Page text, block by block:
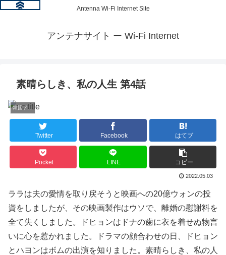
Antenna Wi-Fi Internet Site
アンテナサイト ー Wi-Fi Internet
素晴らしき、私の人生 第4話
韓国ドラマ情報
Twitter Facebook はてブ
Pocket LINE コピー
2022.05.03
ララは夫の愛情を取り戻そうと映画への20億ウォンの投
資をしましたが、その映画製作はウソで、離婚の慰謝料を
全て失くしました。ドヒョンはドナの歯に衣を着せぬ物言
いに心を惹かれました。ドラマの顔合わせの日、ドヒョン
とハヨンはボムの出演を知りました。素晴らしき、私の人